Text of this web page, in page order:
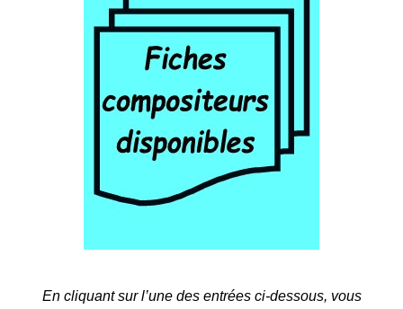
En cliquant sur l’une des entrées ci-dessous, vous